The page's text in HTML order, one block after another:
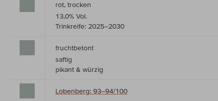
rot, trocken
13,0% Vol.
Trinkreife: 2025–2030
fruchtbetont
saftig
pikant & würzig
Lobenberg: 93–94/100